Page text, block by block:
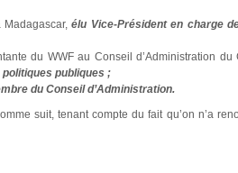
élu Vice-Président en charge
du WWF au Conseil d’Administration du
politiques publiques ;
du Conseil d’Administration.
suit, tenant compte du fait qu’on n’a